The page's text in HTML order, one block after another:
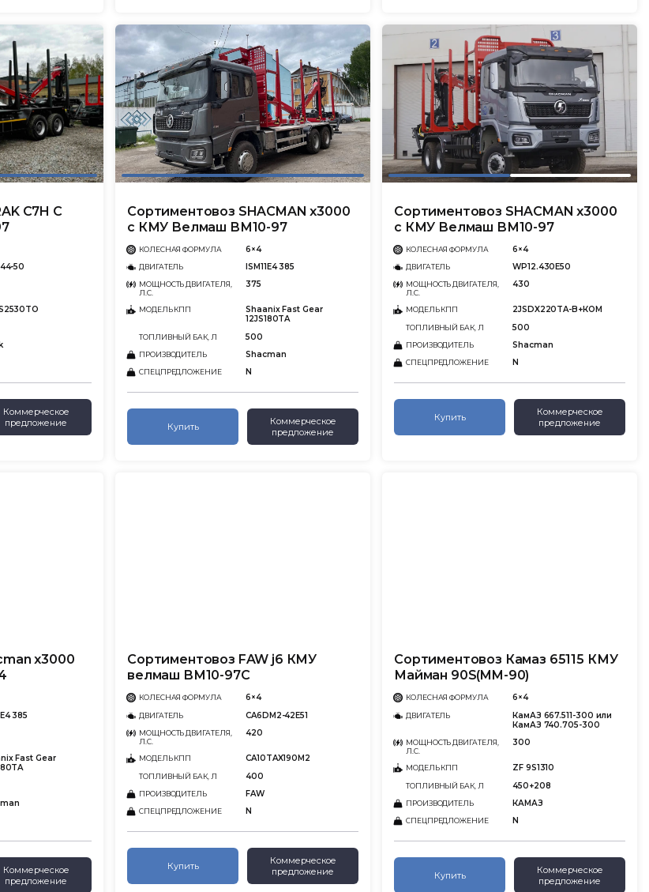
C7H С
50
Коммерческое
предложение
Сортиментовоз SHACMAN x3000
с КМУ Велмаш ВМ10-97
КОЛЕСНАЯ ФОРМУЛА 6×4
ДВИГАТЕЛЬ ISM11E4 385
МОЩНОСТЬ ДВИГАТЕЛЯ,
Л.С.
375
МОДЕЛЬ КПП
Shaanix Fast Gear
12JS180TA
ТОПЛИВНЫЙ БАК, Л 500
ПРОИЗВОДИТЕЛЬ Shacman
СПЕЦПРЕДЛОЖЕНИЕ N
Купить
Коммерческое
предложение
Сортиментовоз SHACMAN x3000
с КМУ Велмаш ВМ10-97
КОЛЕСНАЯ ФОРМУЛА 6×4
ДВИГАТЕЛЬ WP12.430E50
МОЩНОСТЬ ДВИГАТЕЛЯ,
Л.С.
430
МОДЕЛЬ КПП 2JSDX220TA-B+КОМ
ТОПЛИВНЫЙ БАК, Л 500
ПРОИЗВОДИТЕЛЬ Shacman
СПЕЦПРЕДЛОЖЕНИЕ N
Купить
Коммерческое
предложение
x3000
385
Fast Gear
Коммерческое
предложение
Сортиментовоз FAW j6 КМУ
велмаш ВМ10-97С
КОЛЕСНАЯ ФОРМУЛА 6×4
ДВИГАТЕЛЬ CA6DM2-42E51
МОЩНОСТЬ ДВИГАТЕЛЯ,
Л.С.
420
МОДЕЛЬ КПП CA10TAX190M2
ТОПЛИВНЫЙ БАК, Л 400
ПРОИЗВОДИТЕЛЬ FAW
СПЕЦПРЕДЛОЖЕНИЕ N
Купить
Коммерческое
предложение
Сортиментовоз Камаз 65115 КМУ
Майман 90S(MM-90)
КОЛЕСНАЯ ФОРМУЛА 6×4
ДВИГАТЕЛЬ
КамАЗ 667.511-300 или
КамАЗ 740.705-300
МОЩНОСТЬ ДВИГАТЕЛЯ,
Л.С.
300
МОДЕЛЬ КПП ZF 9S1310
ТОПЛИВНЫЙ БАК, Л 450+208
ПРОИЗВОДИТЕЛЬ КАМАЗ
СПЕЦПРЕДЛОЖЕНИЕ N
Купить
Коммерческое
предложение